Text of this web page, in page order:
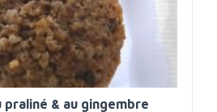
praliné & au gingembre